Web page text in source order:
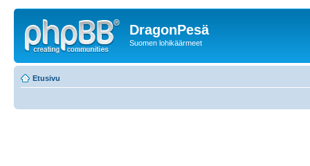
DragonPesä
Suomen lohikäärmeet
Etusivu